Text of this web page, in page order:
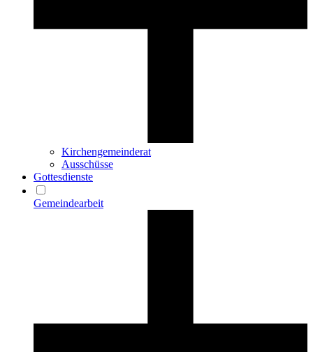
Kirchengemeinderat
Ausschüsse
Gottesdienste
Gemeindearbeit